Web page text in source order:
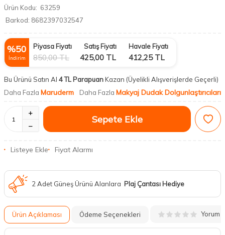
Ürün Kodu: 63259
Barkod: 8682397032547
%50
İndirim
Piyasa Fiyatı
850,00TL
Satış Fiyatı
425,00 TL
Havale Fiyatı
412,25TL
Bu Ürünü Satın Al 4 TL ParapuanKazan (Üyelikli Alışverişlerde Geçerli)
Daha Fazla Maruderm Daha Fazla Makyaj Dudak Dolgunlaştırıcıları
Sepete Ekle
Listeye Ekle Fiyat Alarmı
2 Adet Güneş Ürünü Alanlara Plaj Çantası Hediye
Ürün Açıklaması Ödeme Seçenekleri Yorum